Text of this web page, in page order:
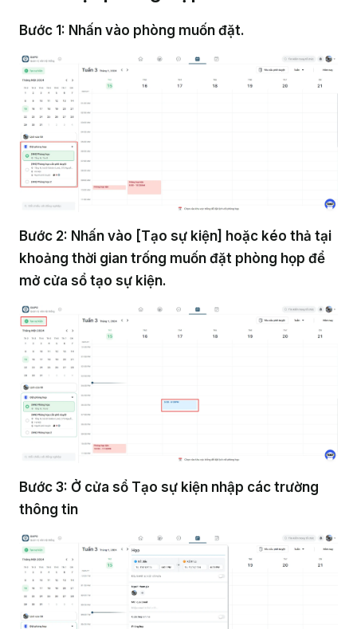
Bước 1: Nhấn vào phòng muốn đặt.
Bước 2: Nhấn vào [Tạo sự kiện] hoặc kéo thả tại
khoảng thời gian trống muốn đặt phòng họp để
mở cửa sổ tạo sự kiện.
Bước 3: Ở cửa sổ Tạo sự kiện nhập các trường
thông tin